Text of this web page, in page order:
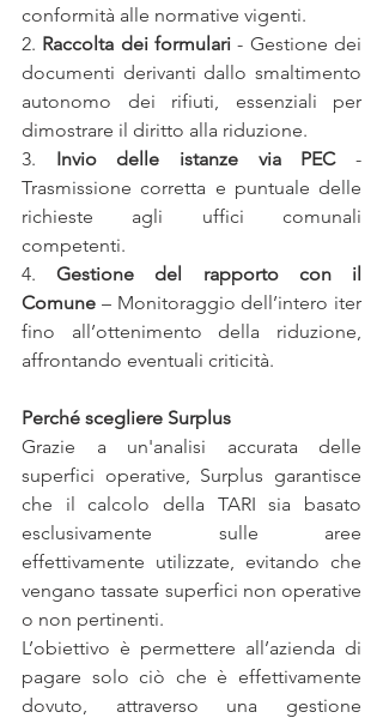
conformità alle normative vigenti.
2. Raccolta dei formulari - Gestione dei
documenti derivanti dallo smaltimento
autonomo dei rifiuti, essenziali per
dimostrare il diritto alla riduzione.
3. Invio delle istanze via PEC -
Trasmissione corretta e puntuale delle
richieste agli uffici comunali
competenti.
4. Gestione del rapporto con il
Comune – Monitoraggio dell’intero iter
fino all’ottenimento della riduzione,
affrontando eventuali criticità.
Perché scegliere Surplus
Grazie a un'analisi accurata delle
superfici operative, Surplus garantisce
che il calcolo della TARI sia basato
esclusivamente sulle aree
effettivamente utilizzate, evitando che
vengano tassate superfici non operative
o non pertinenti.
L’obiettivo è permettere all’azienda di
pagare solo ciò che è effettivamente
dovuto, attraverso una gestione